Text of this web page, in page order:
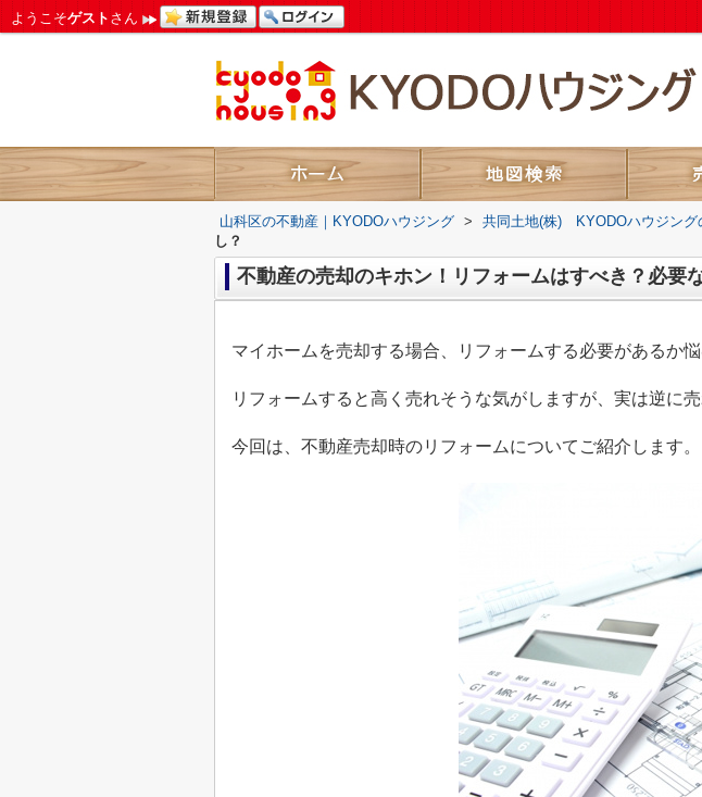
ようこそゲストさん
山科区の不動産｜KYODOハウジング > 共同土地(株) KYODOハウジング
し？
不動産の売却のキホン！リフォームはすべき？必要
マイホームを売却する場合、リフォームする必要があるか
リフォームすると高く売れそうな気がしますが、実は逆に
今回は、不動産売却時のリフォームについてご紹介します。